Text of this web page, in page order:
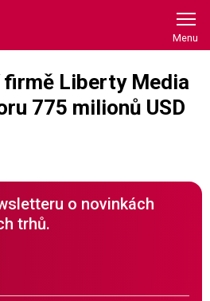
Liberty Media
775 milionů USD
o novinkách
trhů.